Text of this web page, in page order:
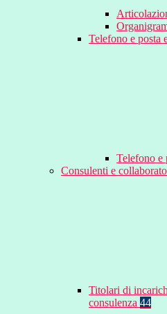
Telefono e posta
Telefono e
Consulenti e
Titolari di
consulenza 44